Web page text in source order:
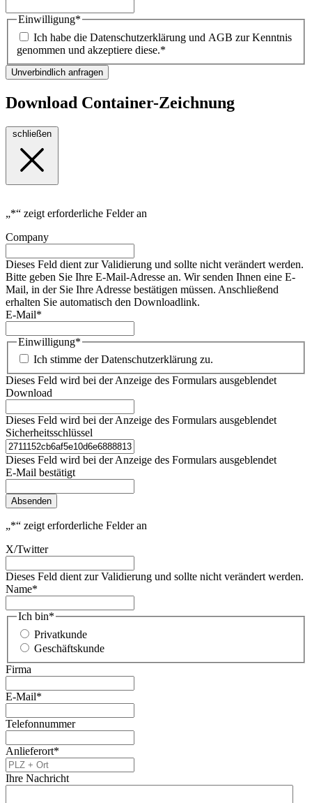
Einwilligung*
Ich habe die Datenschutzerklärung und AGB zur Kenntnis
genommen und akzeptiere diese.*
Unverbindlich anfragen
Download Container-Zeichnung
„*“ zeigt erforderliche Felder an
Company
Dieses Feld dient zur Validierung und sollte nicht verändert werden.
Bitte geben Sie Ihre E-Mail-Adresse an. Wir senden Ihnen eine E-
Mail, in der Sie Ihre Adresse bestätigen müssen. Anschließend
erhalten Sie automatisch den Downloadlink.
E-Mail*
Einwilligung*
Ich stimme der Datenschutzerklärung zu.
Dieses Feld wird bei der Anzeige des Formulars ausgeblendet
Download
Dieses Feld wird bei der Anzeige des Formulars ausgeblendet
Sicherheitsschlüssel
Dieses Feld wird bei der Anzeige des Formulars ausgeblendet
E-Mail bestätigt
Absenden
„*“ zeigt erforderliche Felder an
X/Twitter
Dieses Feld dient zur Validierung und sollte nicht verändert werden.
Name*
Ich bin*
Privatkunde
Geschäftskunde
Firma
E-Mail*
Telefonnummer
Anlieferort*
Ihre Nachricht